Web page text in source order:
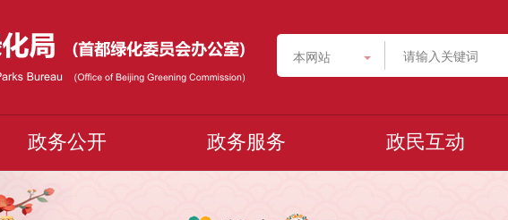
本网站
政务公开 政务服务 政民互动